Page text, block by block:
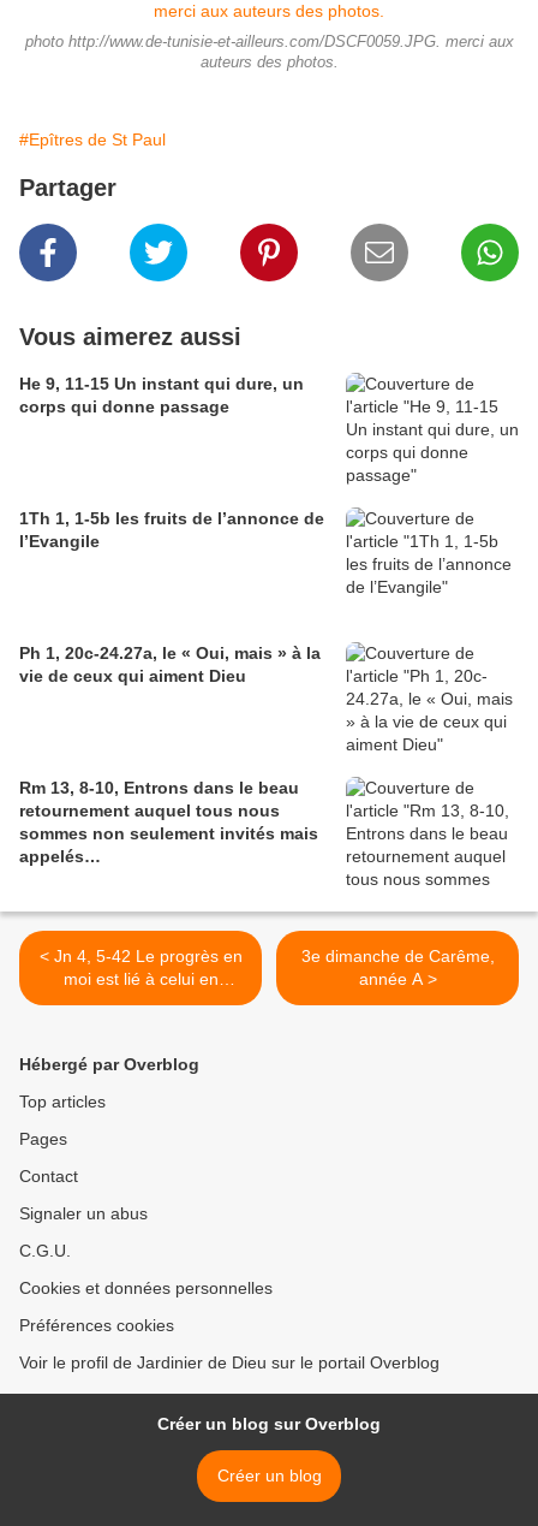
photo http://www.de-tunisie-et-ailleurs.com/DSCF0059.JPG. merci aux
auteurs des photos.
#Epîtres de St Paul
Partager
Vous aimerez aussi
He 9, 11-15 Un instant qui dure, un
corps qui donne passage
1Th 1, 1-5b les fruits de l’annonce de
l’Evangile
Ph 1, 20c-24.27a, le « Oui, mais » à la
vie de ceux qui aiment Dieu
Rm 13, 8-10, Entrons dans le beau
retournement auquel tous nous
sommes non seulement invités mais
appelés…
< Jn 4, 5-42 Le progrès en
moi est lié à celui en
l’autre…
3e dimanche de Carême,
année A >
Hébergé par Overblog
Top articles
Pages
Contact
Signaler un abus
C.G.U.
Cookies et données personnelles
Préférences cookies
Voir le profil de Jardinier de Dieu sur le portail Overblog
Créer un blog sur Overblog
Créer un blog